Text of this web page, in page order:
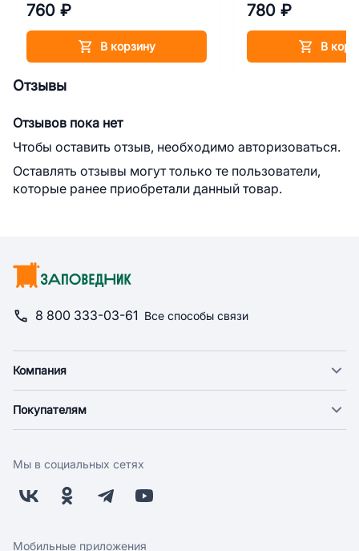
760 ₽
В корзину
780 ₽
В
Отзывы
Отзывов пока нет
Чтобы оставить отзыв, необходимо авторизоваться.
Оставлять отзывы могут только те пользователи,
которые ранее приобретали данный товар.
8 800 333-03-61 Все способы связи
Компания
Новости
Поставщикам
Заводчикам
Обратная связь
Покупателям
Оплата
Бонусная программа
Скидки и акции
Мы в социальных сетях
Мобильные приложения